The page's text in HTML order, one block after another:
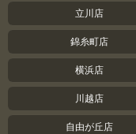
立川店
錦糸町店
横浜店
川越店
自由が丘店